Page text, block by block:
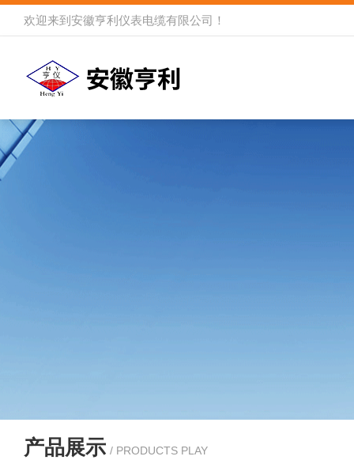
欢迎来到 安徽亨利仪表电缆有限公司 ！
产品展示 / PRODUCTS PLAY